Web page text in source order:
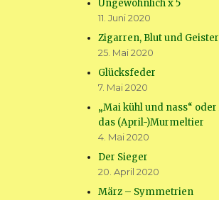
Ungewöhnlich x 5
11. Juni 2020
Zigarren, Blut und Geister
25. Mai 2020
Glücksfeder
7. Mai 2020
„Mai kühl und nass“
das (April-)Murmeltier
4. Mai 2020
Der Sieger
20. April 2020
März – Symmetrien